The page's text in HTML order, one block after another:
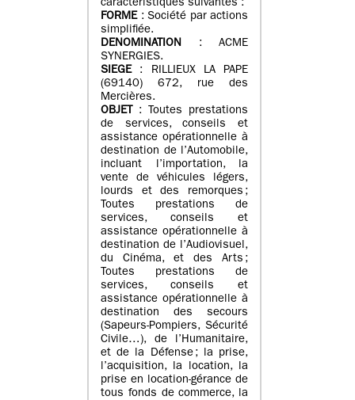
caractéristiques suivantes :
FORME: Société par actions
simplifiée.
DENOMINATION : ACME
SYNERGIES.
SIEGE: RILLIEUX LA PAPE
(69140) 672, rue des
Mercières.
OBJET
: Toutes prestations
de services, conseils et
assistance opérationnelle à
destination de l’Automobile,
incluant l’importation, la
vente de véhicules légers,
lourds et des remorques ;
Toutes prestations de
services, conseils et
assistance opérationnelle à
destination de l’Audiovisuel,
du Cinéma, et des Arts ;
Toutes prestations de
services, conseils et
assistance opérationnelle à
destination des secours
(Sapeurs-Pompiers, Sécurité
Civile…), de l’Humanitaire,
et de la Défense ; la prise,
l’acquisition, la location, la
prise en location-gérance de
tous fonds de commerce, la